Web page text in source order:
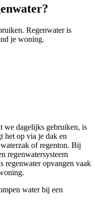
Regenwater is
je woning.
we dagelijks gebruiken, is
het op via je dak en
of regenton. Bij
regenwatersysteem
regenwater opvangen vaak